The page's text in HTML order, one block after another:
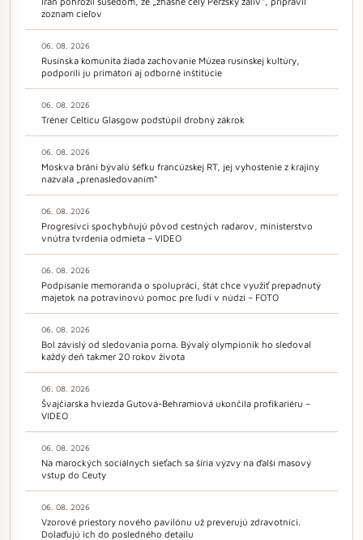
zoznam cieľov
06. 08. 2026
Rusínska komunita žiada zachovanie Múzea rusínskej kultúry,
podporili ju primátori aj odborné inštitúcie
06. 08. 2026
Tréner Celticu Glasgow podstúpil drobný zákrok
06. 08. 2026
Moskva bráni bývalú šéfku francúzskej RT, jej vyhostenie z krajiny
nazvala „prenasledovaním“
06. 08. 2026
Progresívci spochybňujú pôvod cestných radarov, ministerstvo
vnútra tvrdenia odmieta – VIDEO
06. 08. 2026
Podpísanie memoranda o spolupráci, štát chce využiť prepadnutý
majetok na potravinovú pomoc pre ľudí v núdzi – FOTO
06. 08. 2026
Bol závislý od sledovania porna. Bývalý olympionik ho sledoval
každý deň takmer 20 rokov života
06. 08. 2026
Švajčiarska hviezda Gutová-Behramiová ukončila profikariéru –
VIDEO
06. 08. 2026
Na marockých sociálnych sieťach sa šíria výzvy na ďalší masový
vstup do Ceuty
06. 08. 2026
Vzorové priestory nového pavilónu už preverujú zdravotníci.
Dolaďujú ich do posledného detailu